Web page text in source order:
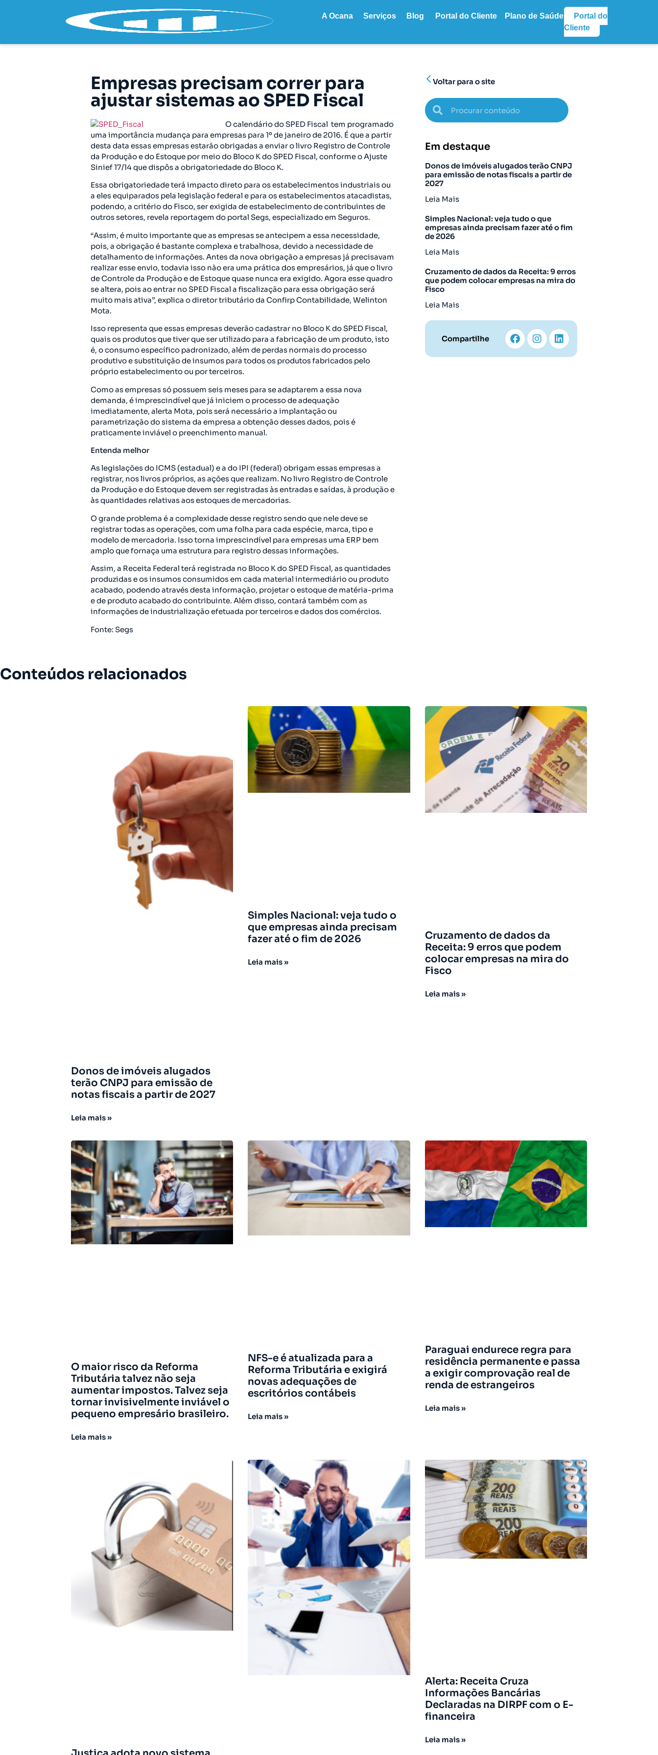
A Ocana Serviços Blog Portal do Cliente Plano de Saúde
Portal do
Cliente
Empresas precisam correr para
ajustar sistemas ao SPED Fiscal
O calendário do SPED Fiscal tem programado
uma importância mudança para empresas para 1º de janeiro de 2016. É que a partir
desta data essas empresas estarão obrigadas a enviar o livro Registro de Controle
da Produção e do Estoque por meio do Bloco K do SPED Fiscal, conforme o Ajuste
Sinief 17/14 que dispôs a obrigatoriedade do Bloco K.
Essa obrigatoriedade terá impacto direto para os estabelecimentos industriais ou
a eles equiparados pela legislação federal e para os estabelecimentos atacadistas,
podendo, a critério do Fisco, ser exigida de estabelecimento de contribuintes de
outros setores, revela reportagem do portal Segs, especializado em Seguros.
“Assim, é muito importante que as empresas se antecipem a essa necessidade,
pois, a obrigação é bastante complexa e trabalhosa, devido a necessidade de
detalhamento de informações. Antes da nova obrigação a empresas já precisavam
realizar esse envio, todavia isso não era uma prática dos empresários, já que o livro
de Controle da Produção e de Estoque quase nunca era exigido. Agora esse quadro
se altera, pois ao entrar no SPED Fiscal a fiscalização para essa obrigação será
muito mais ativa”, explica o diretor tributário da Confirp Contabilidade, Welinton
Mota.
Isso representa que essas empresas deverão cadastrar no Bloco K do SPED Fiscal,
quais os produtos que tiver que ser utilizado para a fabricação de um produto, isto
é, o consumo específico padronizado, além de perdas normais do processo
produtivo e substituição de insumos para todos os produtos fabricados pelo
próprio estabelecimento ou por terceiros.
Como as empresas só possuem seis meses para se adaptarem a essa nova
demanda, é imprescindível que já iniciem o processo de adequação
imediatamente, alerta Mota, pois será necessário a implantação ou
parametrização do sistema da empresa a obtenção desses dados, pois é
praticamente inviável o preenchimento manual.
Entenda melhor
As legislações do ICMS (estadual) e a do IPI (federal) obrigam essas empresas a
registrar, nos livros próprios, as ações que realizam. No livro Registro de Controle
da Produção e do Estoque devem ser registradas às entradas e saídas, à produção e
às quantidades relativas aos estoques de mercadorias.
O grande problema é a complexidade desse registro sendo que nele deve se
registrar todas as operações, com uma folha para cada espécie, marca, tipo e
modelo de mercadoria. Isso torna imprescindível para empresas uma ERP bem
amplo que fornaça uma estrutura para registro dessas informações.
Assim, a Receita Federal terá registrada no Bloco K do SPED Fiscal, as quantidades
produzidas e os insumos consumidos em cada material intermediário ou produto
acabado, podendo através desta informação, projetar o estoque de matéria-prima
e de produto acabado do contribuinte. Além disso, contará também com as
informações de industrialização efetuada por terceiros e dados dos comércios.
Fonte: Segs
Voltar para o site
Em destaque
Donos de imóveis alugados terão CNPJ
para emissão de notas fiscais a partir de
2027
Leia Mais
Simples Nacional: veja tudo o que
empresas ainda precisam fazer até o fim
de 2026
Leia Mais
Cruzamento de dados da Receita: 9 erros
que podem colocar empresas na mira do
Fisco
Leia Mais
Compartilhe
Conteúdos relacionados
Donos de imóveis alugados
terão CNPJ para emissão de
notas fiscais a partir de 2027
Leia mais »
Simples Nacional: veja tudo o
que empresas ainda precisam
fazer até o fim de 2026
Leia mais »
Cruzamento de dados da
Receita: 9 erros que podem
colocar empresas na mira do
Fisco
Leia mais »
O maior risco da Reforma
Tributária talvez não seja
aumentar impostos. Talvez seja
tornar invisivelmente inviável o
pequeno empresário brasileiro.
Leia mais »
NFS-e é atualizada para a
Reforma Tributária e exigirá
novas adequações de
escritórios contábeis
Leia mais »
Paraguai endurece regra para
residência permanente e passa
a exigir comprovação real de
renda de estrangeiros
Leia mais »
Alerta: Receita Cruza
Informações Bancárias
Declaradas na DIRPF com o E-
financeira
Leia mais »